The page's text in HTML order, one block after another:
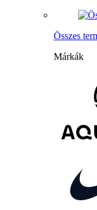
Összes
Márkák